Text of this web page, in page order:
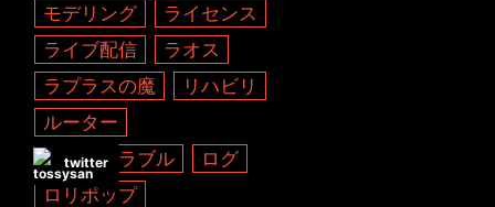
モデリング
ライセンス
ライブ配信
ラオス
ラプラスの魔
リハビリ
ルーター
レ・ミゼラブル
ログ
ロリポップ
twitter